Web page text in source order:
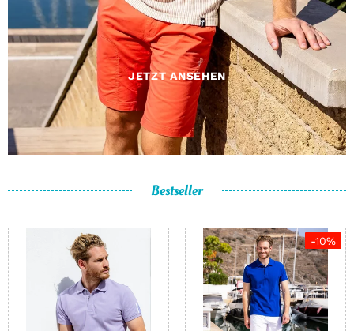
JETZT ANSEHEN
Bestseller
-10%